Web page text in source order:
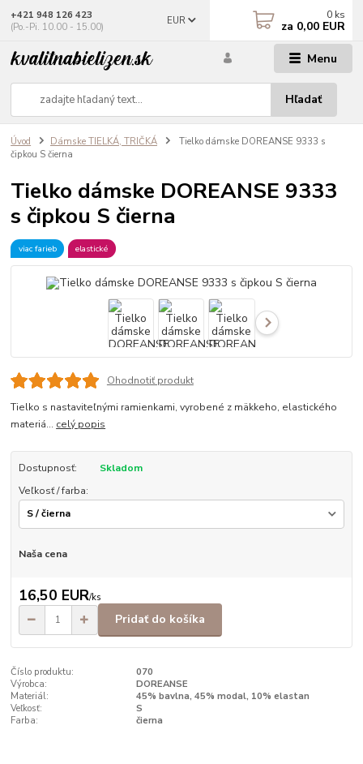
Menu
EUR
Hľadať
+421 948 126 423
(Po.-Pi. 10.00 - 15.00)
0 ks
za 0,00 EUR
Úvod Dámske TIELKÁ, TRIČKÁ
Tielko dámske DOREANSE 9333 s
čipkou S čierna
Tielko dámske DOREANSE 9333
s čipkou S čierna
viac farieb elastické
Ohodnotiť produkt
Tielko s nastaviteľnými ramienkami, vyrobené z mäkkeho, elastického
materiá... celý popis
Dostupnosť:
Skladom
Veľkosť / farba:
Naša cena
16,50 EUR/ks
Pridať do košíka
Číslo produktu:
070
Výrobca:
DOREANSE
Materiál:
45% bavlna, 45% modal, 10% elastan
Veľkosť:
S
Farba:
čierna